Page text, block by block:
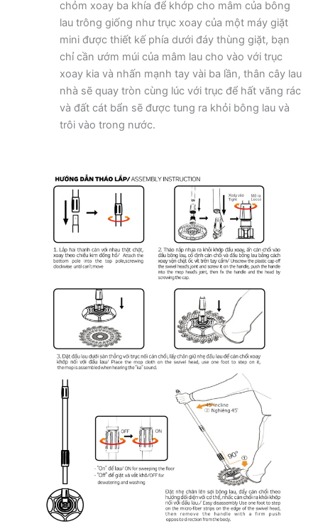
chỏm xoay ba khía để khớp cho mâm của bông
lau trông giống như trục xoay của một máy giặt
mini được thiết kế phía dưới đáy thùng giặt, bạn
chỉ cần ướm múi của mâm lau cho vào với trục
xoay kia và nhấn mạnh tay vài ba lần, thân cây lau
nhà sẽ quay tròn cùng lúc với trục để hất văng rác
và đất cát bẩn sẽ được tung ra khỏi bông lau và
trôi vào trong nước.